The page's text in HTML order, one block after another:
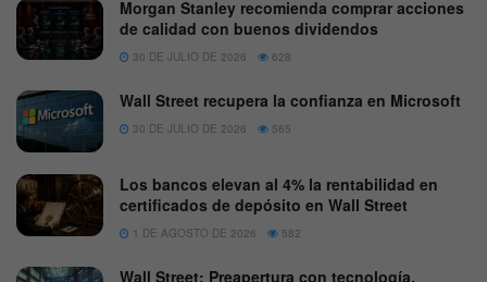
Morgan Stanley recomienda comprar acciones
de calidad con buenos dividendos
30 DE JULIO DE 2026 628
Wall Street recupera la confianza en Microsoft
30 DE JULIO DE 2026 565
Los bancos elevan al 4% la rentabilidad en
certificados de depósito en Wall Street
1 DE AGOSTO DE 2026 582
Wall Street: Preapertura con tecnología,